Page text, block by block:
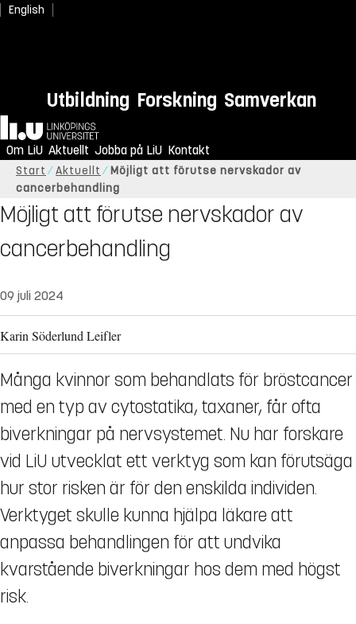
English
Utbildning Forskning Samverkan
Hem
Om LiU Aktuellt Jobba på LiU Kontakt
Start Aktuellt
Möjligt att förutse nervskador av
cancerbehandling
Möjligt att förutse nervskador av
cancerbehandling
09 juli 2024
Karin Söderlund Leifler
Många kvinnor som behandlats för bröstcancer
med en typ av cytostatika, taxaner, får ofta
biverkningar på nervsystemet. Nu har forskare
vid LiU utvecklat ett verktyg som kan förutsäga
hur stor risken är för den enskilda individen.
Verktyget skulle kunna hjälpa läkare att
anpassa behandlingen för att undvika
kvarstående biverkningar hos dem med högst
risk.